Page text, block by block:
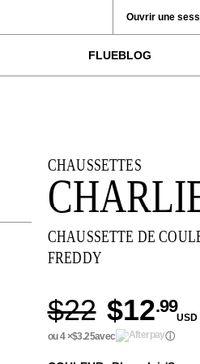
Ouvrir une
FLUEBLOG
CHAUSSETTES
CHAUSSETTE DE
FREDDY
$22 $12.99
USD
ou 4 ×$3.25avec ⓘ